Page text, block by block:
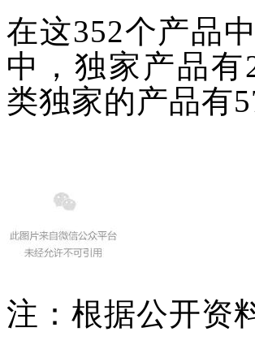
在这352个产品
中， 独家产品有
类独家的产品有
注：根据公开资